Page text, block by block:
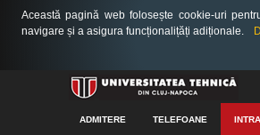
ADMITERE TELEFOANE
Această pagină web folosește cookie-uri
navigare și a asigura funcționalițăți adiționale.